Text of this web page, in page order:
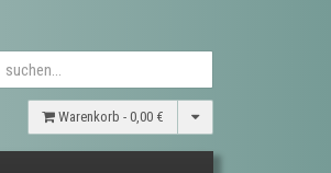
Warenkorb - 0,00 €